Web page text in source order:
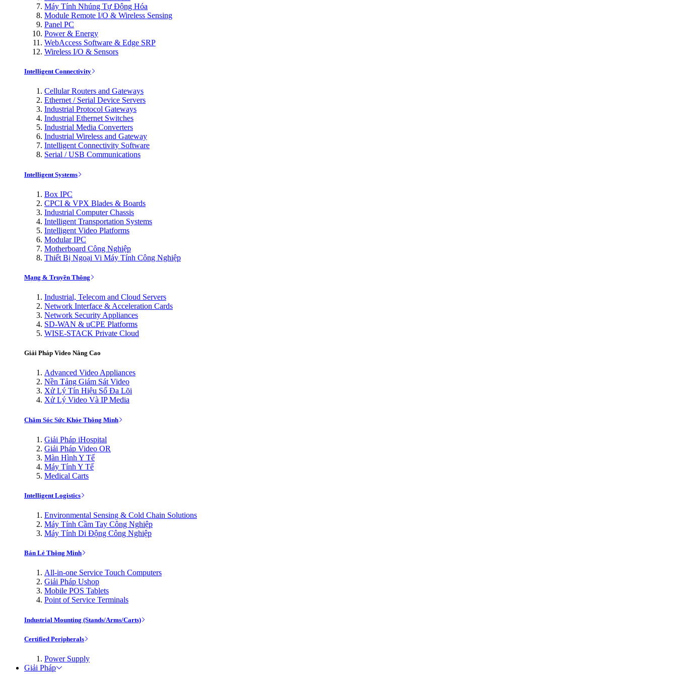
Máy Tính Nhúng Tự Động Hóa
Module Remote I/O & Wireless Sensing
Panel PC
Power & Energy
WebAccess Software & Edge SRP
Wireless I/O & Sensors
Intelligent Connectivity
Cellular Routers and Gateways
Ethernet / Serial Device Servers
Industrial Protocol Gateways
Industrial Ethernet Switches
Industrial Media Converters
Industrial Wireless and Gateway
Intelligent Connectivity Software
Serial / USB Communications
Intelligent Systems
Box IPC
CPCI & VPX Blades & Boards
Industrial Computer Chassis
Intelligent Transportation Systems
Intelligent Video Platforms
Modular IPC
Motherboard Công Nghiệp
Thiết Bị Ngoại Vi Máy Tính Công Nghiệp
Mạng & Truyền Thông
Industrial, Telecom and Cloud Servers
Network Interface & Acceleration Cards
Network Security Appliances
SD-WAN & uCPE Platforms
WISE-STACK Private Cloud
Giải Pháp Video Nâng Cao
Advanced Video Appliances
Nền Tảng Giám Sát Video
Xử Lý Tín Hiệu Số Đa Lõi
Xử Lý Video Và IP Media
Chăm Sóc Sức Khỏe Thông Minh
Giải Pháp iHospital
Giải Pháp Video OR
Màn Hình Y Tế
Máy Tính Y Tế
Medical Carts
Intelligent Logistics
Environmental Sensing & Cold Chain Solutions
Máy Tính Cầm Tay Công Nghiệp
Máy Tính Di Động Công Nghiệp
Bán Lẻ Thông Minh
All-in-one Service Touch Computers
Giải Pháp Ushop
Mobile POS Tablets
Point of Service Terminals
Industrial Mounting (Stands/Arms/Carts)
Certified Peripherals
Power Supply
Giải Pháp